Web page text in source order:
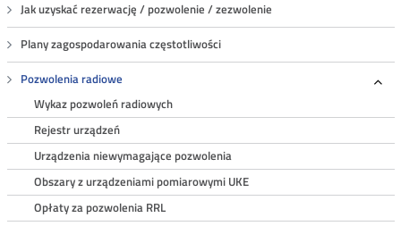
Jak uzyskać rezerwację / pozwolenie / zezwolenie
Plany zagospodarowania częstotliwości
Pozwolenia radiowe
Wykaz pozwoleń radiowych
Rejestr urządzeń
Urządzenia niewymagające pozwolenia
Obszary z urządzeniami pomiarowymi UKE
Opłaty za pozwolenia RRL